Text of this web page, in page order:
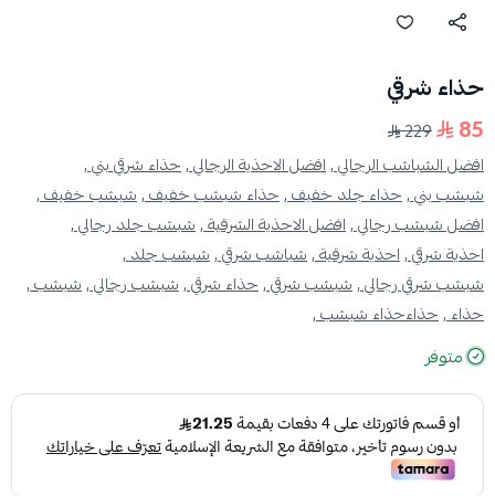
حذاء شرقي
85
229
افضل الشباشب الرجالي ,افضل الاحذية الرجالي ,حذاء شرقي بني ,
شبشب بني ,حذاء جلد خفيف ,حذاء شبشب خفيف ,شبشب خفيف ,
افضل شبشب رجالي ,افضل الاحذية الشرقية ,شبشب جلد رجالي ,
احذية شرقي ,احذية شرقية ,شباشب شرقي ,شبشب جلد ,
شبشب شرقي رجالي ,شبشب شرقي ,حذاء شرقي ,شبشب رجالي ,شبشب ,
حذاء ,حذاءحذاء شبشب ,
متوفر